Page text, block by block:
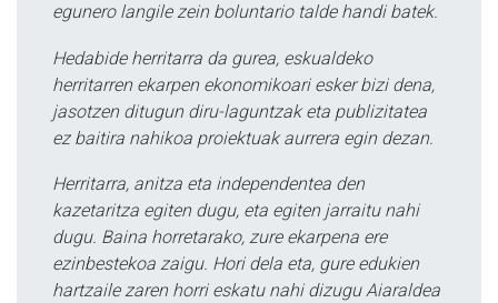
egunero langile zein boluntario talde handi batek.
Hedabide herritarra da gurea, eskualdeko
herritarren ekarpen ekonomikoari esker bizi dena,
jasotzen ditugun diru-laguntzak eta publizitatea
ez baitira nahikoa proiektuak aurrera egin dezan.
Herritarra, anitza eta independentea den
kazetaritza egiten dugu, eta egiten jarraitu nahi
dugu. Baina horretarako, zure ekarpena ere
ezinbestekoa zaigu. Hori dela eta, gure edukien
hartzaile zaren horri eskatu nahi dizugu Aiaraldea